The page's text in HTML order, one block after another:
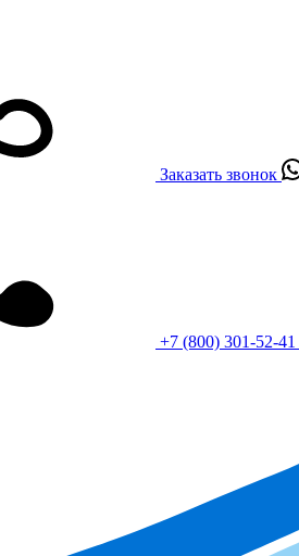
Заказать звонок
+7 (800) 301-52-41